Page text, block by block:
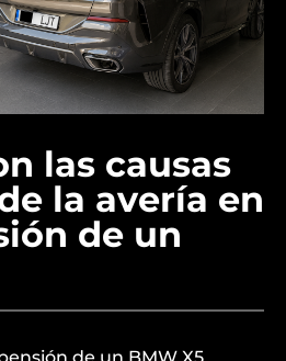
las causas
la avería en
de un
de un BMW X5